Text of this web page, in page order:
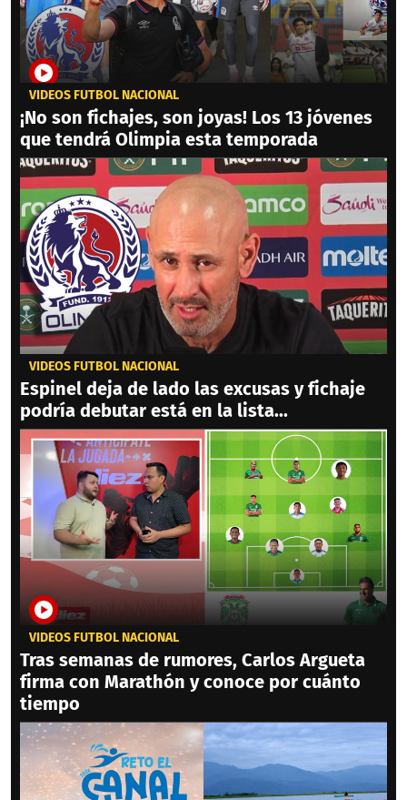
VIDEOS FÚTBOL NACIONAL
¡No son fichajes, son joyas! Los 13 jóvenes
que tendrá Olimpia esta temporada
VIDEOS FÚTBOL NACIONAL
Espinel deja de lado las excusas y fichaje
podría debutar está en la lista...
VIDEOS FÚTBOL NACIONAL
Tras semanas de rumores, Carlos Argueta
firma con Marathón y conoce por cuánto
tiempo